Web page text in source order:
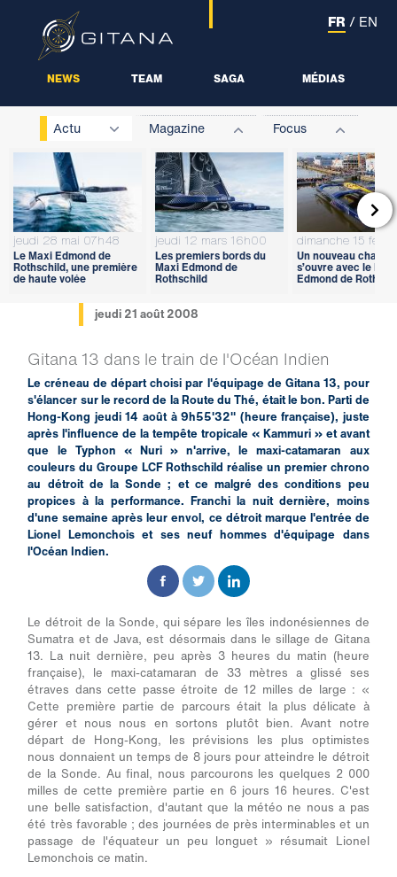
NEWS TEAM SAGA MÉDIAS
FR / EN
Actu Magazine Focus
jeudi 28 mai 07h48
Le Maxi Edmond de
Rothschild, une première
de haute volée
jeudi 12 mars 16h00
Les premiers bords du
Maxi Edmond de
Rothschild
dimanche 15
Un nouveau
s’ouvre avec le Maxi
Edmond de

jeudi 21 août 2008
Gitana 13 dans le train de l'Océan Indien
Le créneau de départ choisi par l'équipage de Gitana 13, pour
s'élancer sur le record de la Route du Thé, était le bon. Parti de
Hong-Kong jeudi 14 août à 9h55'32'' (heure française), juste
après l'influence de la tempête tropicale « Kammuri » et avant
que le Typhon « Nuri » n'arrive, le maxi-catamaran aux
couleurs du Groupe LCF Rothschild réalise un premier chrono
au détroit de la Sonde ; et ce malgré des conditions peu
propices à la performance. Franchi la nuit dernière, moins
d'une semaine après leur envol, ce détroit marque l'entrée de
Lionel Lemonchois et ses neuf hommes d'équipage dans
l'Océan Indien.
Le détroit de la Sonde, qui sépare les îles indonésiennes de
Sumatra et de Java, est désormais dans le sillage de Gitana
13. La nuit dernière, peu après 3 heures du matin (heure
française), le maxi-catamaran de 33 mètres a glissé ses
étraves dans cette passe étroite de 12 milles de large : «
Cette première partie de parcours était la plus délicate à
gérer et nous nous en sortons plutôt bien. Avant notre
départ de Hong-Kong, les prévisions les plus optimistes
nous donnaient un temps de 8 jours pour atteindre le détroit
de la Sonde. Au final, nous parcourons les quelques 2 000
milles de cette première partie en 6 jours 16 heures. C'est
une belle satisfaction, d'autant que la météo ne nous a pas
été très favorable ; des journées de près interminables et un
passage de l'équateur un peu longuet » résumait Lionel
Lemonchois ce matin.